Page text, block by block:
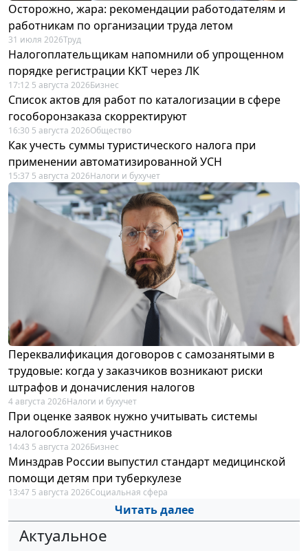
Осторожно, жара: рекомендации работодателям и
работникам по организации труда летом
31 июля 2026Труд
Налогоплательщикам напомнили об упрощенном
порядке регистрации ККТ через ЛК
17:12 5 августа 2026Бизнес
Список актов для работ по каталогизации в сфере
гособоронзаказа скорректируют
16:30 5 августа 2026Общество
Как учесть суммы туристического налога при
применении автоматизированной УСН
15:37 5 августа 2026Налоги и бухучет
Переквалификация договоров с самозанятыми в
трудовые: когда у заказчиков возникают риски
штрафов и доначисления налогов
4 августа 2026Налоги и бухучет
При оценке заявок нужно учитывать системы
налогообложения участников
14:43 5 августа 2026Бизнес
Минздрав России выпустил стандарт медицинской
помощи детям при туберкулезе
13:47 5 августа 2026Социальная сфера
Читать далее
Актуальное